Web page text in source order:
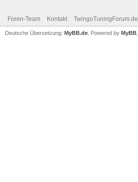
Foren-Team Kontakt TwingoTuningForum.de
Deutsche Übersetzung: MyBB.de , Powered by MyBB